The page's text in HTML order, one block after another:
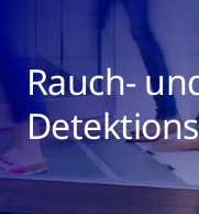
Rauch-